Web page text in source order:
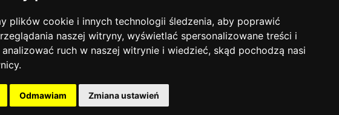
plików cookie i innych technologii śledzenia, aby poprawić
naszej witryny, wyświetlać spersonalizowane treści i
analizować ruch w naszej witrynie i wiedzieć, skąd pochodzą nasi
Odmawiam Zmiana ustawień